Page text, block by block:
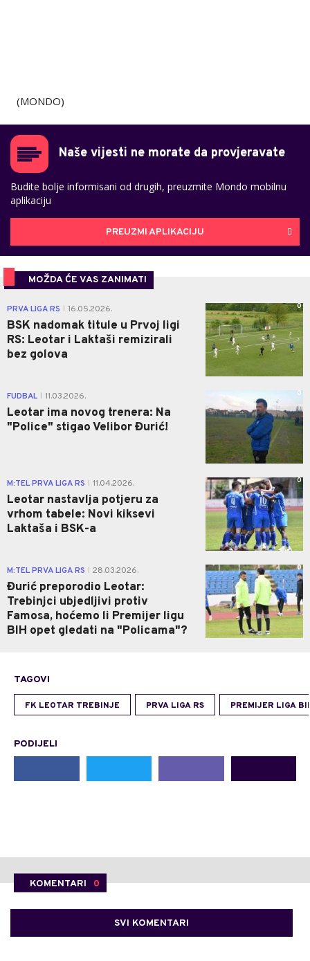
(MONDO)
Naše vijesti ne morate da provjeravate
Budite bolje informisani od drugih, preuzmite Mondo mobilnu
aplikaciju
PREUZMI APLIKACIJU
MOŽDA ĆE VAS ZANIMATI
PRVA LIGA RS 16.05.2026.
BSK nadomak titule u Prvoj ligi
RS: Leotar i Laktaši remizirali
bez golova
0
FUDBAL 11.03.2026.
Leotar ima novog trenera: Na
"Police" stigao Velibor Đurić!
0
M:TEL PRVA LIGA RS 11.04.2026.
Leotar nastavlja potjeru za
vrhom tabele: Novi kiksevi
Laktaša i BSK-a
0
M:TEL PRVA LIGA RS 28.03.2026.
Đurić preporodio Leotar:
Trebinjci ubjedljivi protiv
Famosa, hoćemo li Premijer ligu
BIH opet gledati na "Policama"?
0
TAGOVI
FK LEOTAR TREBINJE PRVA LIGA RS PREMIJER LIGA
PODIJELI
KOMENTARI 0
SVI KOMENTARI